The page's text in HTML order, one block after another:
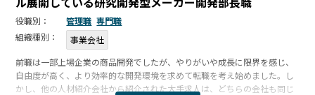
役職別： 管理職 専門職
組織種別：
事業会社
前職は一部上場企業の商品開発でしたが、やりがいや成長に限界を感じ、
自由度が高く、より効率的な開発環境を求めて転職を考え始めました。し
かし、他の人材紹介会社から紹介された大手求人は、どちらの会社も同じ